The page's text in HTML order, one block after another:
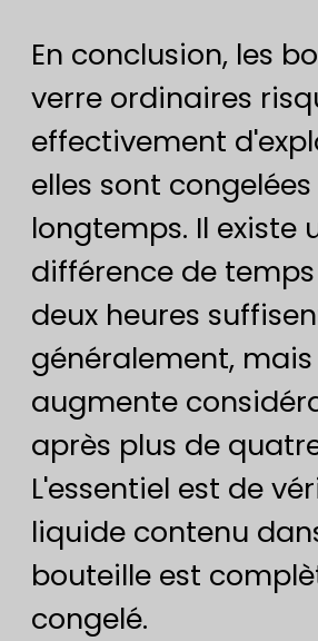
En conclusion, les
verre ordinaires
effectivement
elles sont
longtemps. Il existe
différence de
deux heures
généralement,
augmente
après plus de
L'essentiel est de
liquide contenu
bouteille est
congelé.